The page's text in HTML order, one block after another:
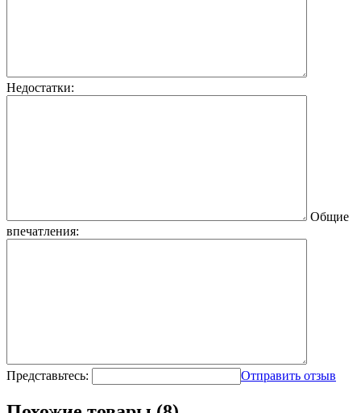
Недостатки:
Общие
впечатления:
Представьтесь: Отправить отзыв